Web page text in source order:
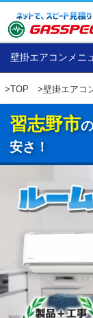
壁掛エアコンメニ
>TOP >壁掛エアコ
習志野市
安さ！